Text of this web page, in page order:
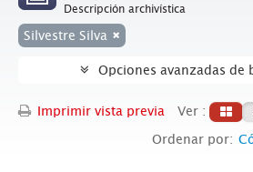
Descripción archivística
Silvestre Silva
Opciones avanzadas de
Imprimir vista previa
Ver :
Ordenar por: